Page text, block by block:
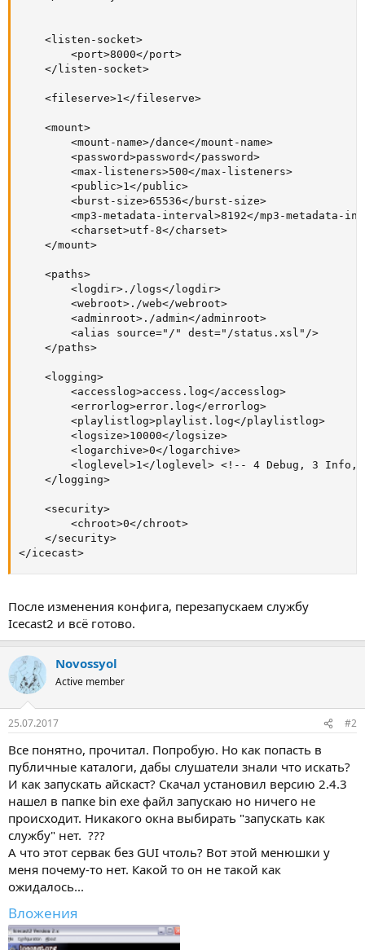
<webroot>./web</webroot>
<adminroot>./admin</adminroot>
<alias source="/" dest="/status.xsl"/>
<accesslog>access.log</accesslog>
<errorlog>error.log</errorlog>
<loglevel>1</loglevel> <!-- 4 Debug, 3 Info, 2
<chroot>0</chroot>
</icecast>
После изменения конфига, перезапускаем службу
Icecast2 и всё готово.
Novossyol
Active member
25.07.2017 #2
Все понятно, прочитал. Попробую. Но как попасть в
публичные каталоги, дабы слушатели знали что искать?
И как запускать айскаст? Скачал установил версию 2.4.3
нашел в папке bin exe файл запускаю но ничего не
происходит. Никакого окна выбирать "запускать как
службу" нет. ???
А что этот сервак без GUI чтоль? Вот этой менюшки у
меня почему-то нет. Какой то он не такой как
ожидалось...
Вложения